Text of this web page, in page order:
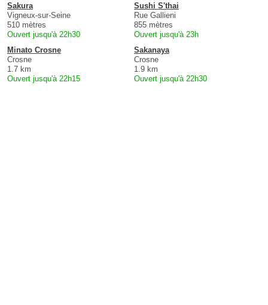
Sakura
Vigneux-sur-Seine
510 mètres
Ouvert jusqu'à 22h30
Sushi S'thai
Rue Gallieni
855 mètres
Ouvert jusqu'à 23h
Minato Crosne
Crosne
1.7 km
Ouvert jusqu'à 22h15
Sakanaya
Crosne
1.9 km
Ouvert jusqu'à 22h30